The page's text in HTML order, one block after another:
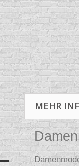
MEHR